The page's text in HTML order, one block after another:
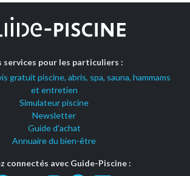
services pour les particuliers :
gratuit piscine, abris, spa, sauna, hammams
et entretien
Simulateur piscine
Newsletter
Guide d'achat
Annuaire du bien-être
connectés avec Guide-Piscine :